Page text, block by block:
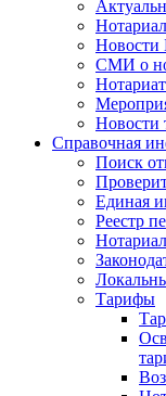
Новости
СМИ о
Новости
Справочная
Поиск
Единая
Реестр
Тарифы